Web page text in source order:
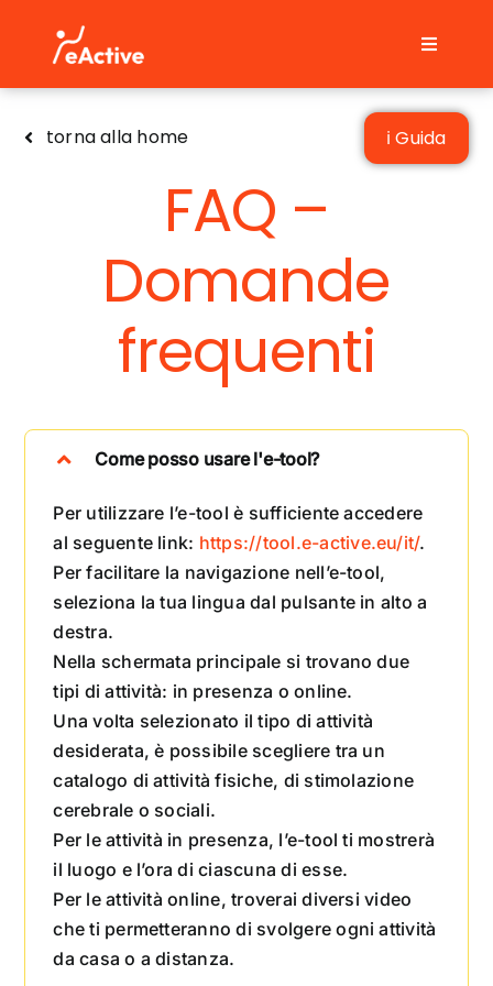
Toggle
torna alla home
FAQ –
Domande
frequenti
ℹ Guida
Come posso usare l'e-tool?
Per utilizzare l’e-tool è sufficiente accedere
al seguente link: https://tool.e-active.eu/it/.
Per facilitare la navigazione nell’e-tool,
seleziona la tua lingua dal pulsante in alto a
destra.
Nella schermata principale si trovano due
tipi di attività: in presenza o online.
Una volta selezionato il tipo di attività
desiderata, è possibile scegliere tra un
catalogo di attività fisiche, di stimolazione
cerebrale o sociali.
Per le attività in presenza, l’e-tool ti mostrerà
il luogo e l’ora di ciascuna di esse.
Per le attività online, troverai diversi video
che ti permetteranno di svolgere ogni attività
da casa o a distanza.